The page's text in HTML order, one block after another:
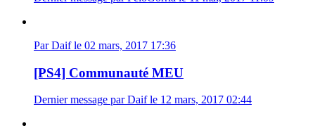
Par Daif le 02 mars, 2017 17:36
[PS4] Communauté MEU
Dernier message par Daif le 12 mars, 2017 02:44